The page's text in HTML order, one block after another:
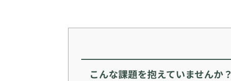
こんな課題を抱えていませんか？